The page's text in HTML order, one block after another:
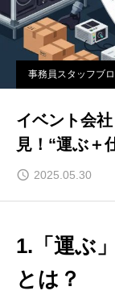
事務員スタッフブ
イベント会
見！“運ぶ＋
2025.05.30
1.「運ぶ
とは？